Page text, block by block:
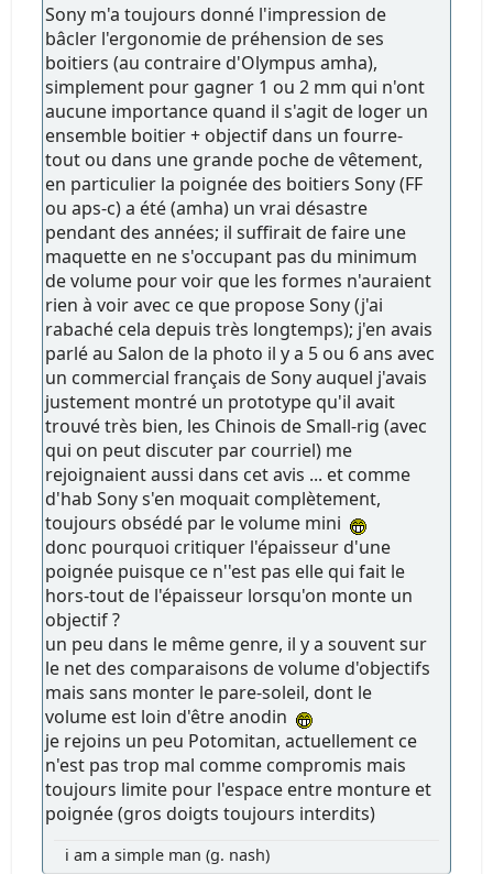
Sony m'a toujours donné l'impression de
bâcler l'ergonomie de préhension de ses
boitiers (au contraire d'Olympus amha),
simplement pour gagner 1 ou 2 mm qui n'ont
aucune importance quand il s'agit de loger un
ensemble boitier + objectif dans un fourre-
tout ou dans une grande poche de vêtement,
en particulier la poignée des boitiers Sony (FF
ou aps-c) a été (amha) un vrai désastre
pendant des années; il suffirait de faire une
maquette en ne s'occupant pas du minimum
de volume pour voir que les formes n'auraient
rien à voir avec ce que propose Sony (j'ai
rabaché cela depuis très longtemps); j'en avais
parlé au Salon de la photo il y a 5 ou 6 ans avec
un commercial français de Sony auquel j'avais
justement montré un prototype qu'il avait
trouvé très bien, les Chinois de Small-rig (avec
qui on peut discuter par courriel) me
rejoignaient aussi dans cet avis ... et comme
d'hab Sony s'en moquait complètement,
toujours obsédé par le volume mini
donc pourquoi critiquer l'épaisseur d'une
poignée puisque ce n''est pas elle qui fait le
hors-tout de l'épaisseur lorsqu'on monte un
objectif ?
un peu dans le même genre, il y a souvent sur
le net des comparaisons de volume d'objectifs
mais sans monter le pare-soleil, dont le
volume est loin d'être anodin
je rejoins un peu Potomitan, actuellement ce
n'est pas trop mal comme compromis mais
toujours limite pour l'espace entre monture et
poignée (gros doigts toujours interdits)
i am a simple man (g. nash)